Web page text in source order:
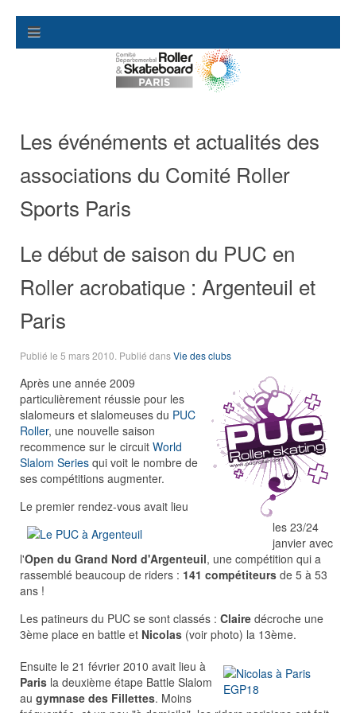
Les événéments et actualités des
associations du Comité Roller
Sports Paris
Le début de saison du PUC en
Roller acrobatique : Argenteuil et
Paris
Publié le 5 mars 2010 . Publié dansVie des clubs
Après une année 2009
particulièrement réussie pour les
slalomeurs et slalomeuses du PUC
Roller, une nouvelle saison
recommence sur le circuit World
Slalom Series qui voit le nombre de
ses compétitions augmenter.
Le premier rendez-vous avait lieu
les 23/24
janvier avec
l'Open du Grand Nord d'Argenteuil, une compétition qui a
rassemblé beaucoup de riders : 141 compétiteurs de 5 à 53
ans !
Les patineurs du PUC se sont classés : Claire décroche une
3ème place en battle et Nicolas (voir photo) la 13ème.
Ensuite le 21 février 2010 avait lieu à
Paris la deuxième étape Battle Slalom
au gymnase des Fillettes. Moins